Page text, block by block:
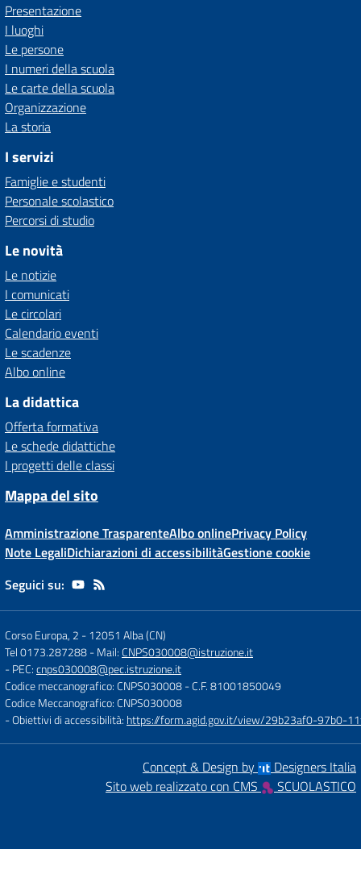
Presentazione
I luoghi
Le persone
I numeri della scuola
Le carte della scuola
Organizzazione
La storia
I servizi
Famiglie e studenti
Personale scolastico
Percorsi di studio
Le novità
Le notizie
I comunicati
Le circolari
Calendario eventi
Le scadenze
Albo online
La didattica
Offerta formativa
Le schede didattiche
I progetti delle classi
Mappa del sito
Amministrazione TrasparenteAlbo onlinePrivacy Policy
Note LegaliDichiarazioni di accessibilitàGestione cookie
Seguici su:
Corso Europa, 2 -12051 Alba (CN)
Tel 0173.287288- Mail:CNPS030008@istruzione.it
- PEC:cnps030008@pec.istruzione.it
Codice meccanografico: CNPS030008- C.F. 81001850049
Codice Meccanografico: CNPS030008
- Obiettivi di accessibilità: https://form.agid.gov.it/view/29b23af0-97b0-
Concept & Design by
Designers Italia
Sito web realizzato con CMS
SCUOLASTICO